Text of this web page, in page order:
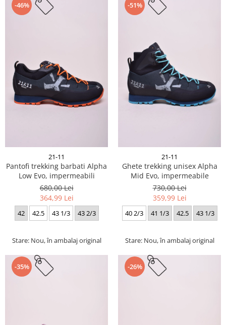
-46%
21-11
Pantofi trekking barbati Alpha
Low Evo, impermeabili
680,00 Lei
364,99 Lei
42 42.5 43 1/3 43 2/3
Stare: Nou, în ambalaj original
-51%
21-11
Ghete trekking unisex Alpha
Mid Evo, impermeabile
730,00 Lei
359,99 Lei
40 2/3 41 1/3 42.5 43 1/3
Stare: Nou, în ambalaj original
-35% -26%